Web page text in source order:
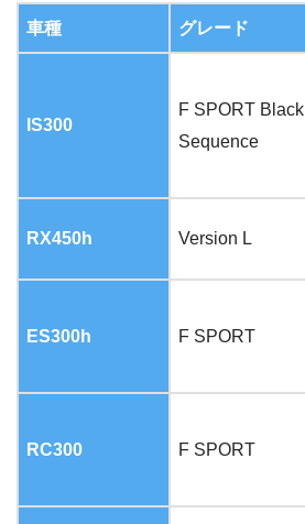
車種 グレード
IS300
F SPORT Black
Sequence
RX450h Version L
ES300h F SPORT
RC300 F SPORT